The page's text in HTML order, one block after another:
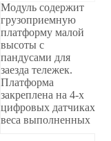
Модуль содержит
грузоприемную
платформу малой
высоты с
пандусами для
заезда тележек.
Платформа
закреплена на 4-х
цифровых датчиках
веса выполненных